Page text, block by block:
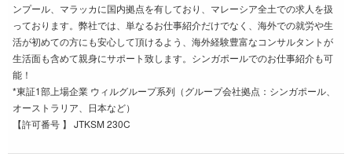
ンプール、マラッカに国内拠点を有しており、マレーシア全土での求人を扱
っております。弊社では、単なるお仕事紹介だけでなく、海外での就労や生
活が初めての方にも安心して頂けるよう、海外経験豊富なコンサルタントが
生活面も含めて親身にサポート致します。シンガポールでのお仕事紹介も可
能！
*東証1部上場企業 ウィルグループ系列（グループ会社拠点：シンガポール、
オーストラリア、日本など）
【許可番号 】 JTKSM 230C